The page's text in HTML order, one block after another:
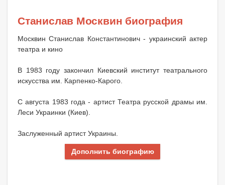
Станислав Москвин биография
Москвин Станислав Константинович - украинский актер
театра и кино
В 1983 году закончил Киевский институт театрального
искусства им. Карпенко-Карого.
С августа 1983 года - артист Театра русской драмы им.
Леси Украинки (Киев).
Заслуженный артист Украины.
Дополнить биографию